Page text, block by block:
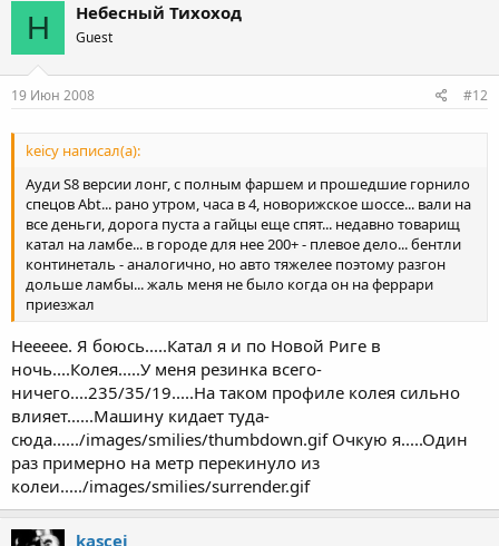
Н Небесный Тихоход
Guest
19 Июн 2008 #12
keicy написал(а):
Ауди S8 версии лонг, с полным фаршем и прошедшие горнило
спецов Abt... рано утром, часа в 4, новорижское шоссе... вали на
все деньги, дорога пуста а гайцы еще спят... недавно товарищ
катал на ламбе... в городе для нее 200+ - плевое дело... бентли
континеталь - аналогично, но авто тяжелее поэтому разгон
дольше ламбы... жаль меня не было когда он на феррари
приезжал
Неееее. Я боюсь.....Катал я и по Новой Риге в
ночь....Колея.....У меня резинка всего-
ничего....235/35/19.....На таком профиле колея сильно
влияет......Машину кидает туда-
сюда....../images/smilies/thumbdown.gif Очкую я.....Один
раз примерно на метр перекинуло из
колеи...../images/smilies/surrender.gif
kascej